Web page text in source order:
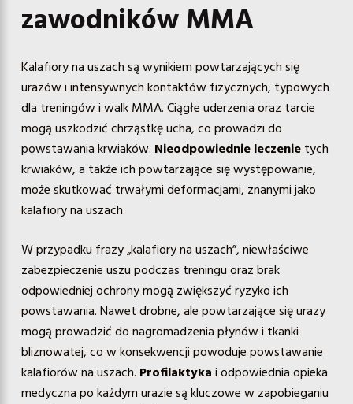
zawodników MMA
Kalafiory na uszach są wynikiem powtarzających się
urazów i intensywnych kontaktów fizycznych, typowych
dla treningów i walk MMA. Ciągłe uderzenia oraz tarcie
mogą uszkodzić chrząstkę ucha, co prowadzi do
powstawania krwiaków. Nieodpowiednie leczenietych
krwiaków, a także ich powtarzające się występowanie,
może skutkować trwałymi deformacjami, znanymi jako
kalafiory na uszach.
W przypadku frazy „kalafiory na uszach”, niewłaściwe
zabezpieczenie uszu podczas treningu oraz brak
odpowiedniej ochrony mogą zwiększyć ryzyko ich
powstawania. Nawet drobne, ale powtarzające się urazy
mogą prowadzić do nagromadzenia płynów i tkanki
bliznowatej, co w konsekwencji powoduje powstawanie
kalafiorów na uszach. Profilaktyka i odpowiednia opieka
medyczna po każdym urazie są kluczowe w zapobieganiu